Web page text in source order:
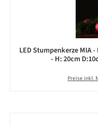
LED Stumpenkerze MIA
- H: 20cm
Preise inkl.